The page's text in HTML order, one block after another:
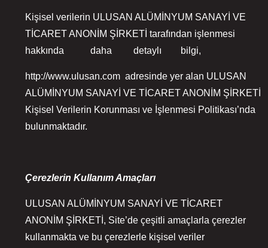
Kişisel verilerin ULUSAN ALÜMİNYUM SANAYİ VE
TİCARET ANONİM ŞİRKETİ tarafından işlenmesi
hakkında daha detaylı bilgi,
http://www.ulusan.com adresinde yer alan ULUSAN
ALÜMİNYUM SANAYİ VE TİCARET ANONİM ŞİRKETİ
Kişisel Verilerin Korunması ve İşlenmesi Politikası’nda
bulunmaktadır.
Çerezlerin Kullanım Amaçları
ULUSAN ALÜMİNYUM SANAYİ VE TİCARET
ANONİM ŞİRKETİ, Site’de çeşitli amaçlarla çerezler
kullanmakta ve bu çerezlerle kişisel veriler